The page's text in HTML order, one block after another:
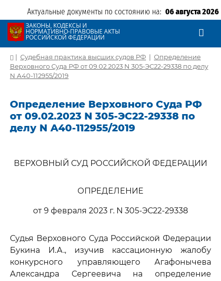
Актуальные документы по состоянию на: 06 августа 2026
ЗАКОНЫ, КОДЕКСЫ И
НОРМАТИВНО-ПРАВОВЫЕ АКТЫ
РОССИЙСКОЙ ФЕДЕРАЦИИ
| Судебная практика высших судов РФ | Определение
Верховного Суда РФ от 09.02.2023 N 305-ЭС22-29338 по делу
N А40-112955/2019
Определение Верховного Суда РФ
от 09.02.2023 N 305-ЭС22-29338 по
делу N А40-112955/2019
ВЕРХОВНЫЙ СУД РОССИЙСКОЙ ФЕДЕРАЦИИ
ОПРЕДЕЛЕНИЕ
от 9 февраля 2023 г. N 305-ЭС22-29338
Судья Верховного Суда Российской Федерации
Букина И.А., изучив кассационную жалобу
конкурсного управляющего Агафонычева
Александра Сергеевича на определение